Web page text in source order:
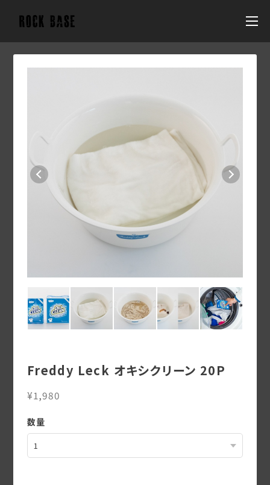
Freddy Leck オキシクリーン 20P
¥1,980
数量